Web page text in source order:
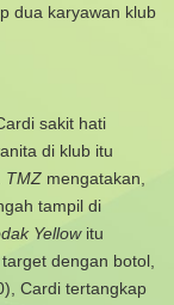
dua karyawan klub
sakit hati
di klub itu
TMZ mengatakan,
tampil di
Yellowitu
dengan botol,
Cardi tertangkap